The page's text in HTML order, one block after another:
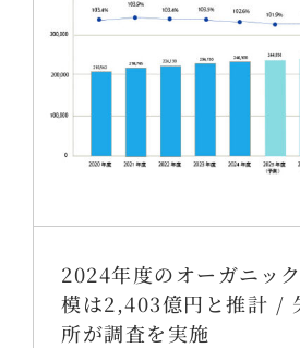
2024年度のオーガニッ
模は2,403億円と推計 /
所が調査を実施